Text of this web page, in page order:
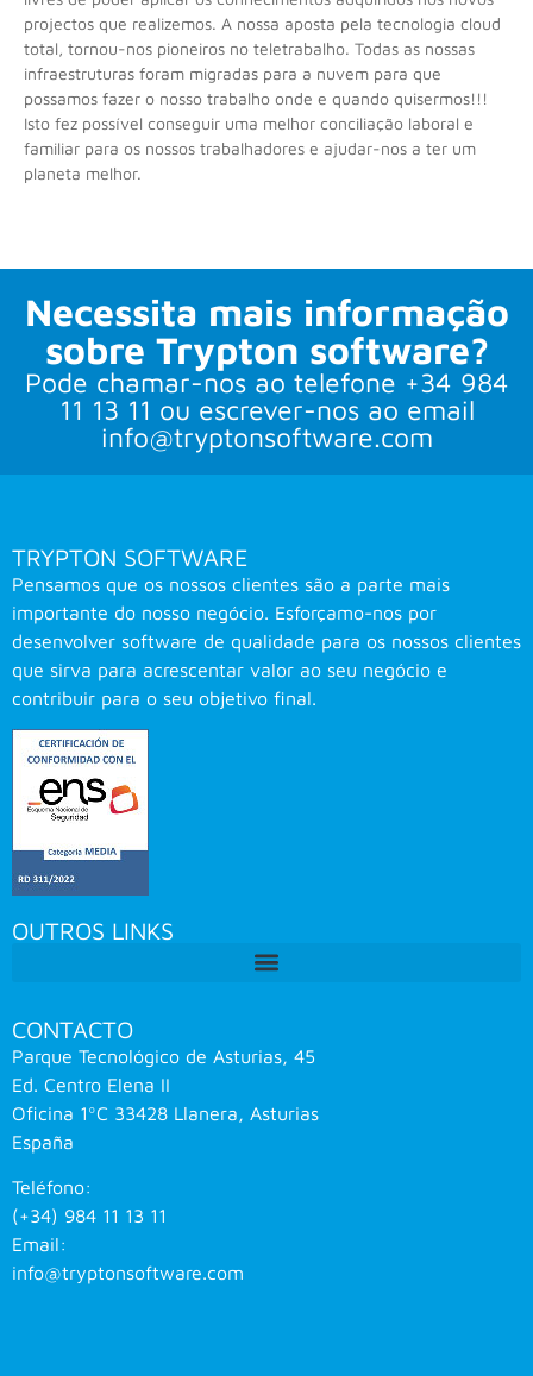
projectos que realizemos. A nossa aposta pela tecnologia cloud
total, tornou-nos pioneiros no teletrabalho. Todas as nossas
infraestruturas foram migradas para a nuvem para que
possamos fazer o nosso trabalho onde e quando quisermos!!!
Isto fez possível conseguir uma melhor conciliação laboral e
familiar para os nossos trabalhadores e ajudar-nos a ter um
planeta melhor.
Necessita mais informação
sobre Trypton software?
Pode chamar-nos ao telefone +34 984
11 13 11 ou escrever-nos ao email
info@tryptonsoftware.com
TRYPTON SOFTWARE
Pensamos que os nossos clientes são a parte mais
importante do nosso negócio. Esforçamo-nos por
desenvolver software de qualidade para os nossos clientes
que sirva para acrescentar valor ao seu negócio e
contribuir para o seu objetivo final.
OUTROS LINKS
CONTACTO
Parque Tecnológico de Asturias, 45
Ed. Centro Elena II
Oficina 1ºC 33428 Llanera, Asturias
España
Teléfono:
(+34) 984 11 13 11
Email:
info@tryptonsoftware.com